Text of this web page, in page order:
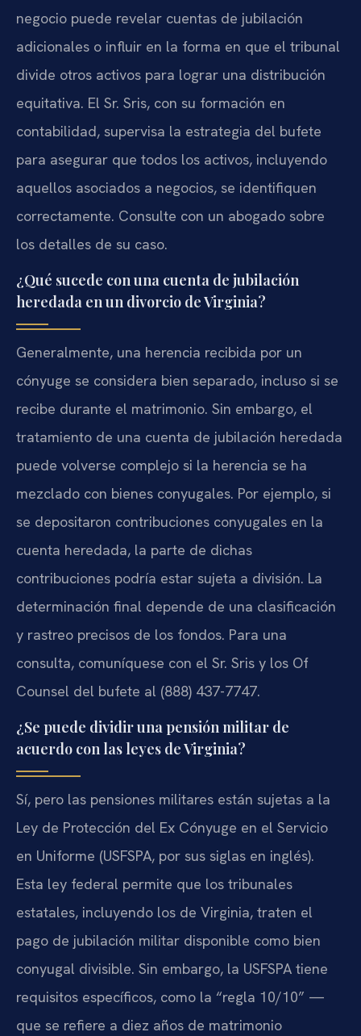
negocio puede revelar cuentas de jubilación
adicionales o influir en la forma en que el tribunal
divide otros activos para lograr una distribución
equitativa. El Sr. Sris, con su formación en
contabilidad, supervisa la estrategia del bufete
para asegurar que todos los activos, incluyendo
aquellos asociados a negocios, se identifiquen
correctamente. Consulte con un abogado sobre
los detalles de su caso.
¿Qué sucede con una cuenta de jubilación
heredada en un divorcio de Virginia?
Generalmente, una herencia recibida por un
cónyuge se considera bien separado, incluso si se
recibe durante el matrimonio. Sin embargo, el
tratamiento de una cuenta de jubilación heredada
puede volverse complejo si la herencia se ha
mezclado con bienes conyugales. Por ejemplo, si
se depositaron contribuciones conyugales en la
cuenta heredada, la parte de dichas
contribuciones podría estar sujeta a división. La
determinación final depende de una clasificación
y rastreo precisos de los fondos. Para una
consulta, comuníquese con el Sr. Sris y los Of
Counsel del bufete al (888) 437-7747.
¿Se puede dividir una pensión militar de
acuerdo con las leyes de Virginia?
Sí, pero las pensiones militares están sujetas a la
Ley de Protección del Ex Cónyuge en el Servicio
en Uniforme (USFSPA, por sus siglas en inglés).
Esta ley federal permite que los tribunales
estatales, incluyendo los de Virginia, traten el
pago de jubilación militar disponible como bien
conyugal divisible. Sin embargo, la USFSPA tiene
requisitos específicos, como la “regla 10/10” —
que se refiere a diez años de matrimonio